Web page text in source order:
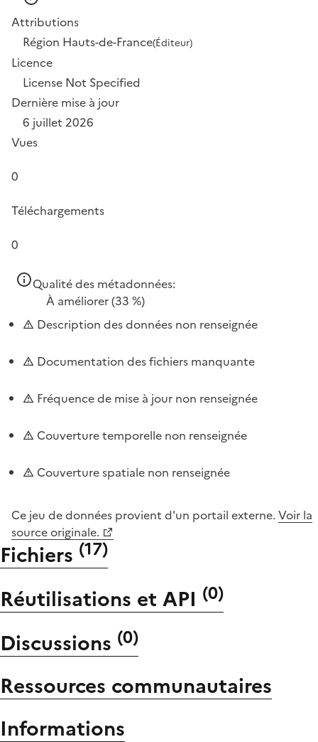
Attributions
Région Hauts-de-France(Éditeur)
Licence
License Not Specified
Dernière mise à jour
6 juillet 2026
Vues
0
Téléchargements
0
Qualité des métadonnées:
À améliorer(33 %)
Description des données non renseignée
Documentation des fichiers manquante
Fréquence de mise à jour non renseignée
Couverture temporelle non renseignée
Couverture spatiale non renseignée
Ce jeu de données provient d'un portail externe. Voir la
source originale.
Fichiers (17)
Réutilisations et API (0)
Discussions (0)
Ressources communautaires
Informations